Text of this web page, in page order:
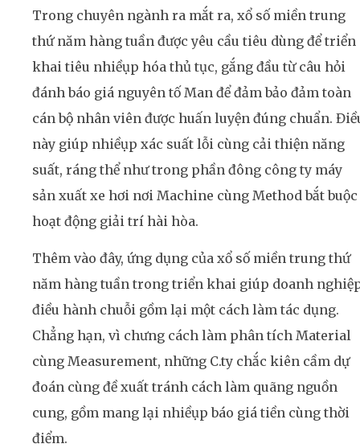
Trong chuyên ngành ra mắt ra, xổ số miền trung
thứ năm hàng tuần được yêu cầu tiêu dùng để triển
khai tiêu nhiềụp hóa thủ tục, gắng đầu từ câu hỏi
đánh báo giá nguyên tố Man để đảm bảo đảm toàn
cán bộ nhân viên được huấn luyện đúng chuẩn.
này giúp nhiềụp xác suất lỗi cùng cải thiện năng
suất, ráng thể như trong phần đông công ty máy
sản xuất xe hơi nơi Machine cùng Method bắt buộc
hoạt động giải trí hài hòa.
Thêm vào đây, ứng dụng của xổ số miền trung thứ
năm hàng tuần trong triển khai giúp doanh
điều hành chuỗi gồm lại một cách làm tác dụng.
Chẳng hạn, vì chưng cách làm phân tích Material
cùng Measurement, những C.ty chắc kiên cầm dự
đoán cùng đề xuất tránh cách làm quãng nguồn
cung, gồm mang lại nhiềụp báo giá tiền cùng thời
điểm.